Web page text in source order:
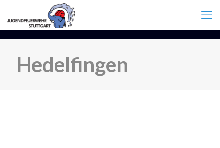
Hedelfingen